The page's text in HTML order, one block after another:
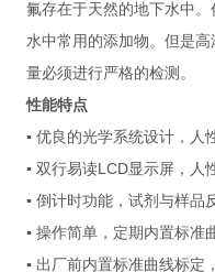
氟存在于天然的地下水中
水中常用的添加物。但是
量必须进行严格的检测。
性能特点
▪ 优良的光学系统设计，人
▪ 双行易读LCD显示屏，人
▪ 倒计时功能，试剂与样品
▪ 操作简单，定期内置标准
▪ 出厂前内置标准曲线标定